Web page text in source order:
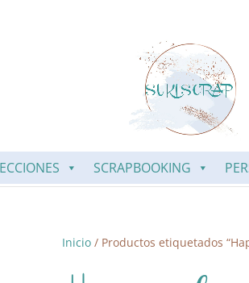
SCRAPBOOKING
Inicio / Productos etiquetados